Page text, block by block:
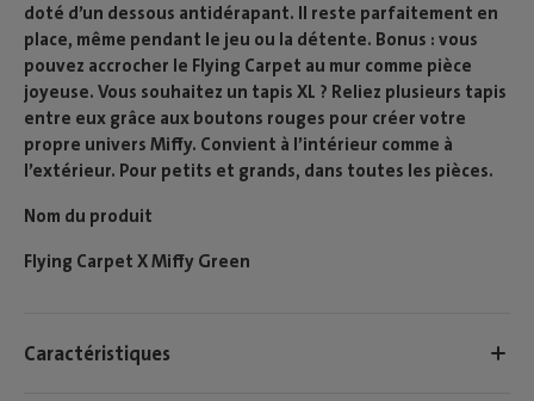
doté d’un dessous antidérapant. Il reste parfaitement en
place, même pendant le jeu ou la détente. Bonus : vous
pouvez accrocher le Flying Carpet au mur comme pièce
joyeuse. Vous souhaitez un tapis XL ? Reliez plusieurs tapis
entre eux grâce aux boutons rouges pour créer votre
propre univers Miffy. Convient à l’intérieur comme à
l’extérieur. Pour petits et grands, dans toutes les pièces.
Nom du produit
Flying Carpet X Miffy Green
Caractéristiques